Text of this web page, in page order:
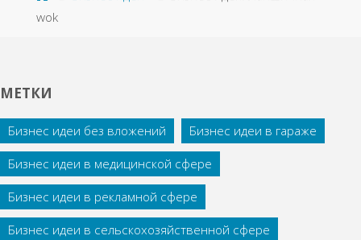
wok
МЕТКИ
Бизнес идеи без вложений
Бизнес идеи в гараже
Бизнес идеи в медицинской сфере
Бизнес идеи в рекламной сфере
Бизнес идеи в сельскохозяйственной сфере